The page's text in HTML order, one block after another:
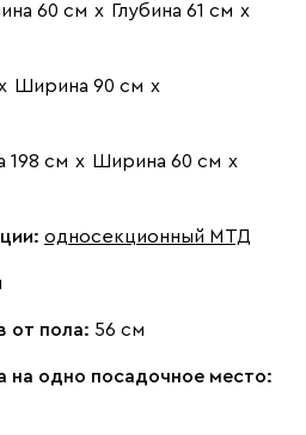
Марсала
1311
60 см х Глубина 61 см х
Ширина 90 см х
198 см х Ширина 60 см х
односекционный МТД
от пола: 56 см
на одно посадочное место: